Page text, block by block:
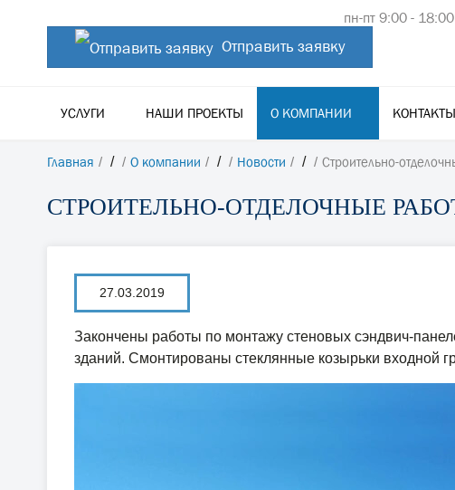
пн-пт 9:00 - 18:00
Отправить заявку
УСЛУГИ НАШИ ПРОЕКТЫ О КОМПАНИИ КОНТАКТЫ
Главная / О компании / Новости / Строительно-
СТРОИТЕЛЬНО-ОТДЕЛОЧНЫЕ
27.03.2019
Закончены работы по монтажу стеновых сэндвич-
зданий. Смонтированы стеклянные козырьки входной